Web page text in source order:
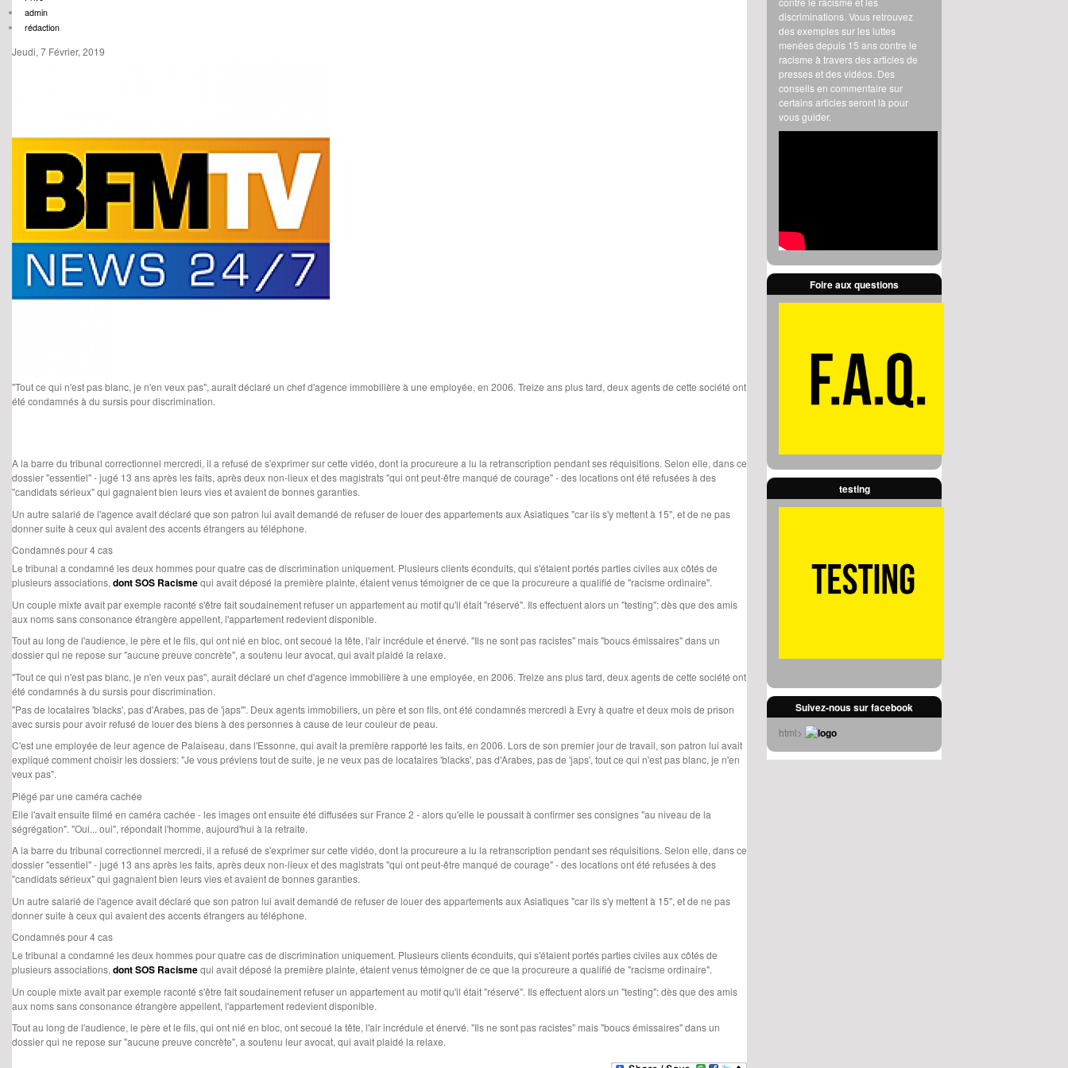
admin
rédaction
Jeudi, 7 Février, 2019
"Tout ce qui n'est pas blanc, je n'en veux pas", aurait déclaré un chef d'agence immobilière à une employée, en 2006. Treize ans plus tard, deux agents de cette société ont
été condamnés à du sursis pour discrimination.
A la barre du tribunal correctionnel mercredi, il a refusé de s'exprimer sur cette vidéo, dont la procureure a lu la retranscription pendant ses réquisitions. Selon elle, dans ce
dossier "essentiel" - jugé 13 ans après les faits, après deux non-lieux et des magistrats "qui ont peut-être manqué de courage" - des locations ont été refusées à des
"candidats sérieux" qui gagnaient bien leurs vies et avaient de bonnes garanties.
Un autre salarié de l'agence avait déclaré que son patron lui avait demandé de refuser de louer des appartements aux Asiatiques "car ils s'y mettent à 15", et de ne pas
donner suite à ceux qui avaient des accents étrangers au téléphone.
Condamnés pour 4 cas
Le tribunal a condamné les deux hommes pour quatre cas de discrimination uniquement. Plusieurs clients éconduits, qui s'étaient portés parties civiles aux côtés de
plusieurs associations, dont SOS Racismequi avait déposé la première plainte, étaient venus témoigner de ce que la procureure a qualifié de "racisme ordinaire".
Un couple mixte avait par exemple raconté s'être fait soudainement refuser un appartement au motif qu'il était "réservé". Ils effectuent alors un "testing": dès que des amis
aux noms sans consonance étrangère appellent, l'appartement redevient disponible.
Tout au long de l'audience, le père et le fils, qui ont nié en bloc, ont secoué la tête, l'air incrédule et énervé. "Ils ne sont pas racistes" mais "boucs émissaires" dans un
dossier qui ne repose sur "aucune preuve concrète", a soutenu leur avocat, qui avait plaidé la relaxe.
"Tout ce qui n'est pas blanc, je n'en veux pas", aurait déclaré un chef d'agence immobilière à une employée, en 2006. Treize ans plus tard, deux agents de cette société ont
été condamnés à du sursis pour discrimination.
"Pas de locataires 'blacks', pas d'Arabes, pas de 'japs'". Deux agents immobiliers, un père et son fils, ont été condamnés mercredi à Evry à quatre et deux mois de prison
avec sursis pour avoir refusé de louer des biens à des personnes à cause de leur couleur de peau.
C'est une employée de leur agence de Palaiseau, dans l'Essonne, qui avait la première rapporté les faits, en 2006. Lors de son premier jour de travail, son patron lui avait
expliqué comment choisir les dossiers: "Je vous préviens tout de suite, je ne veux pas de locataires 'blacks', pas d'Arabes, pas de 'japs', tout ce qui n'est pas blanc, je n'en
veux pas".
Piégé par une caméra cachée
Elle l'avait ensuite filmé en caméra cachée - les images ont ensuite été diffusées sur France 2 - alors qu'elle le poussait à confirmer ses consignes "au niveau de la
ségrégation". "Oui... oui", répondait l'homme, aujourd'hui à la retraite.
A la barre du tribunal correctionnel mercredi, il a refusé de s'exprimer sur cette vidéo, dont la procureure a lu la retranscription pendant ses réquisitions. Selon elle, dans ce
dossier "essentiel" - jugé 13 ans après les faits, après deux non-lieux et des magistrats "qui ont peut-être manqué de courage" - des locations ont été refusées à des
"candidats sérieux" qui gagnaient bien leurs vies et avaient de bonnes garanties.
Un autre salarié de l'agence avait déclaré que son patron lui avait demandé de refuser de louer des appartements aux Asiatiques "car ils s'y mettent à 15", et de ne pas
donner suite à ceux qui avaient des accents étrangers au téléphone.
Condamnés pour 4 cas
Le tribunal a condamné les deux hommes pour quatre cas de discrimination uniquement. Plusieurs clients éconduits, qui s'étaient portés parties civiles aux côtés de
plusieurs associations, dont SOS Racismequi avait déposé la première plainte, étaient venus témoigner de ce que la procureure a qualifié de "racisme ordinaire".
Un couple mixte avait par exemple raconté s'être fait soudainement refuser un appartement au motif qu'il était "réservé". Ils effectuent alors un "testing": dès que des amis
aux noms sans consonance étrangère appellent, l'appartement redevient disponible.
Tout au long de l'audience, le père et le fils, qui ont nié en bloc, ont secoué la tête, l'air incrédule et énervé. "Ils ne sont pas racistes" mais "boucs émissaires" dans un
dossier qui ne repose sur "aucune preuve concrète", a soutenu leur avocat, qui avait plaidé la relaxe.
discriminations. Vous retrouvez
des exemples sur les luttes
menées depuis 15 ans contre le
racisme à travers des articles de
presses et des vidéos. Des
conseils en commentaire sur
certains articles seront là pour
vous guider.
Foire aux questions
testing
Suivez-nous sur facebook
html>